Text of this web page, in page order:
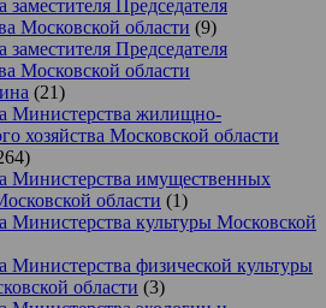
заместителя Председателя
Московской области (9)
заместителя Председателя
Московской области
(21)
Министерства жилищно-
хозяйства Московской области
Министерства имущественных
области (1)
Министерства культуры Московской
Министерства физической культуры
области (3)